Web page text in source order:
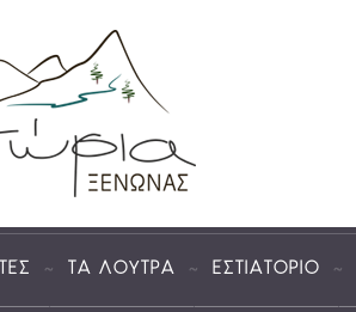
ΤΑ ΛΟΥΤΡΑ ΕΣΤΙΑΤΟΡΙΟ